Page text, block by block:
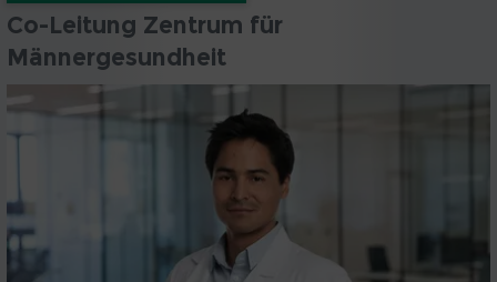
Co-Leitung Zentrum für
Männergesundheit